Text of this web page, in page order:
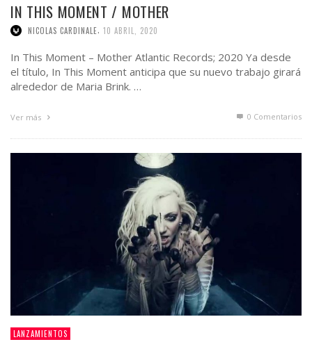
IN THIS MOMENT / MOTHER
NICOLAS CARDINALE, 10 ABRIL, 2020
In This Moment – Mother Atlantic Records; 2020 Ya desde
el título, In This Moment anticipa que su nuevo trabajo girará
alrededor de Maria Brink. …
Ver más 0 Comentarios
LANZAMIENTOS